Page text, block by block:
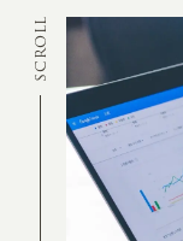
CREATION
MARKETING
SCROLL